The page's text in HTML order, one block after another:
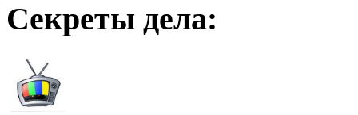
Секреты дела: